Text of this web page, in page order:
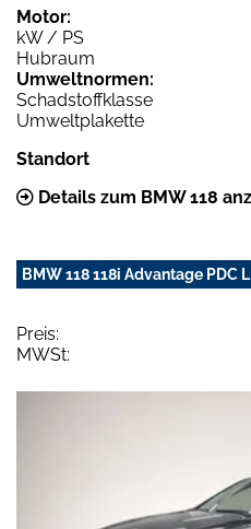
Motor:
kW / PS
Hubraum
Umweltnormen:
Schadstoffklasse
Umweltplakette
Standort
Details zum BMW 118
BMW 118 118i Advantage PDC
Preis:
MWSt: